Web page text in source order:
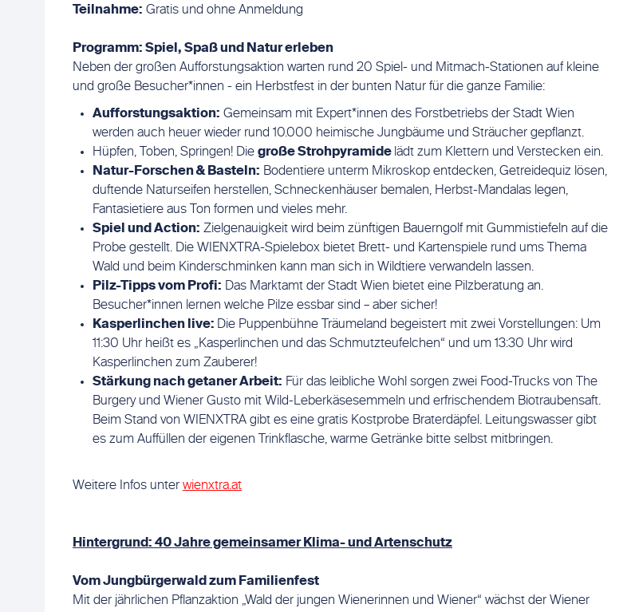
Teilnahme: Gratis und ohne Anmeldung
Programm: Spiel, Spaß und Natur erleben
Neben der großen Aufforstungsaktion warten rund 20 Spiel- und Mitmach-Stationen auf kleine
und große Besucher*innen - ein Herbstfest in der bunten Natur für die ganze Familie:
Aufforstungsaktion: Gemeinsam mit Expert*innen des Forstbetriebs der Stadt Wien
werden auch heuer wieder rund 10.000 heimische Jungbäume und Sträucher gepflanzt.
Hüpfen, Toben, Springen! Die große Strohpyramide lädt zum Klettern und Verstecken ein.
Natur-Forschen & Basteln: Bodentiere unterm Mikroskop entdecken, Getreidequiz lösen,
duftende Naturseifen herstellen, Schneckenhäuser bemalen, Herbst-Mandalas legen,
Fantasietiere aus Ton formen und vieles mehr.
Spiel und Action: Zielgenauigkeit wird beim zünftigen Bauerngolf mit Gummistiefeln auf die
Probe gestellt. Die WIENXTRA-Spielebox bietet Brett- und Kartenspiele rund ums Thema
Wald und beim Kinderschminken kann man sich in Wildtiere verwandeln lassen.
Pilz-Tipps vom Profi: Das Marktamt der Stadt Wien bietet eine Pilzberatung an.
Besucher*innen lernen welche Pilze essbar sind – aber sicher!
Kasperlinchen live: Die Puppenbühne Träumeland begeistert mit zwei Vorstellungen: Um
11:30 Uhr heißt es „Kasperlinchen und das Schmutzteufelchen“ und um 13:30 Uhr wird
Kasperlinchen zum Zauberer!
Stärkung nach getaner Arbeit: Für das leibliche Wohl sorgen zwei Food-Trucks von The
Burgery und Wiener Gusto mit Wild-Leberkäsesemmeln und erfrischendem Biotraubensaft.
Beim Stand von WIENXTRA gibt es eine gratis Kostprobe Braterdäpfel. Leitungswasser gibt
es zum Auffüllen der eigenen Trinkflasche, warme Getränke bitte selbst mitbringen.
Weitere Infos unter wienxtra.at
Hintergrund: 40 Jahre gemeinsamer Klima- und Artenschutz
Vom Jungbürgerwald zum Familienfest
Mit der jährlichen Pflanzaktion „Wald der jungen Wienerinnen und Wiener“ wächst der Wiener